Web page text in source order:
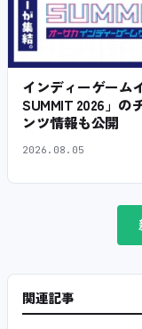
インディーゲーム
SUMMIT 2026」の
ンツ情報も公開
2026.08.05
関連記事